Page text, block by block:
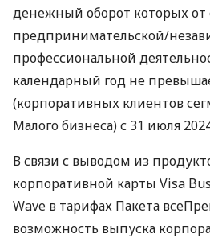
денежный оборот которых от
предпринимательской/
профессиональной
календарный год не
(корпоративных клиентов
Малого бизнеса) с 31 июля
В связи с выводом из
корпоративной карты Visa
Wave в тарифах Пакета
возможность выпуска